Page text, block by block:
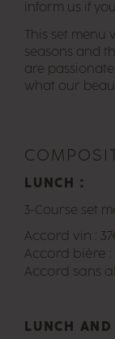
inform us if
This set
seasons and
are
what our
LUNCH :
3-Course set
Accord vin : 37€
Accord bière :
Accord sans
LUNCH